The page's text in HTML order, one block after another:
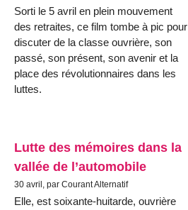
Sorti le 5 avril en plein mouvement
des retraites, ce film tombe à pic pour
discuter de la classe ouvrière, son
passé, son présent, son avenir et la
place des révolutionnaires dans les
luttes.
Lutte des mémoires dans la
vallée de l’automobile
30 avril, par Courant Alternatif
Elle, est soixante-huitarde, ouvrière